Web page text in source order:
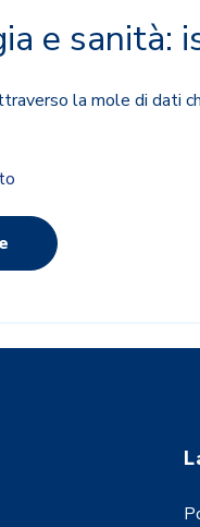
e sanità:
la mole di dati